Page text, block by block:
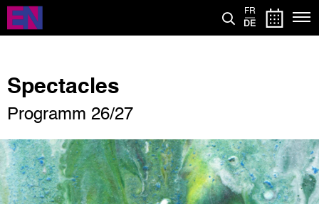
Direkt
zum
Inhalt
FR
DE
Spectacles
Programm 26/27